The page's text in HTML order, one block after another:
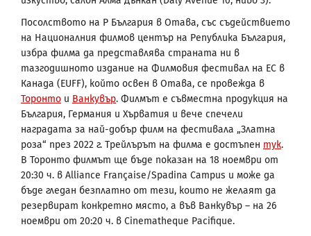
Посолството на Р България в Отава, със съдействието
на Националния филмов център на Република България,
избра филма да представлява страната ни в
тазгодишното издание на Филмовия фестивал на ЕС в
Канада (EUFF), който освен в Отава, се провежда в
Торонто и Ванкувър. Филмът е съвместна продукция на
България, Германия и Хърватия и вече спечели
наградата за най-добър филм на фестивала „Златна
роза“ през 2022 г. Трейлърът на филма е достъпен тук.
В Торонто филмът ще бъде показан на 18 ноември от
20:30 ч. в Alliance Française/Spadina Campus и може да
бъде гледан безплатно от тези, които не желаят да
резервират конкретно място, а във Ванкувър – на 26
ноември от 20:20 ч. в Cinematheque Pacifique.